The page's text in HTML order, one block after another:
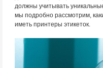
должны учитывать
мы подробно рассмотрим,
иметь принтеры этикеток.